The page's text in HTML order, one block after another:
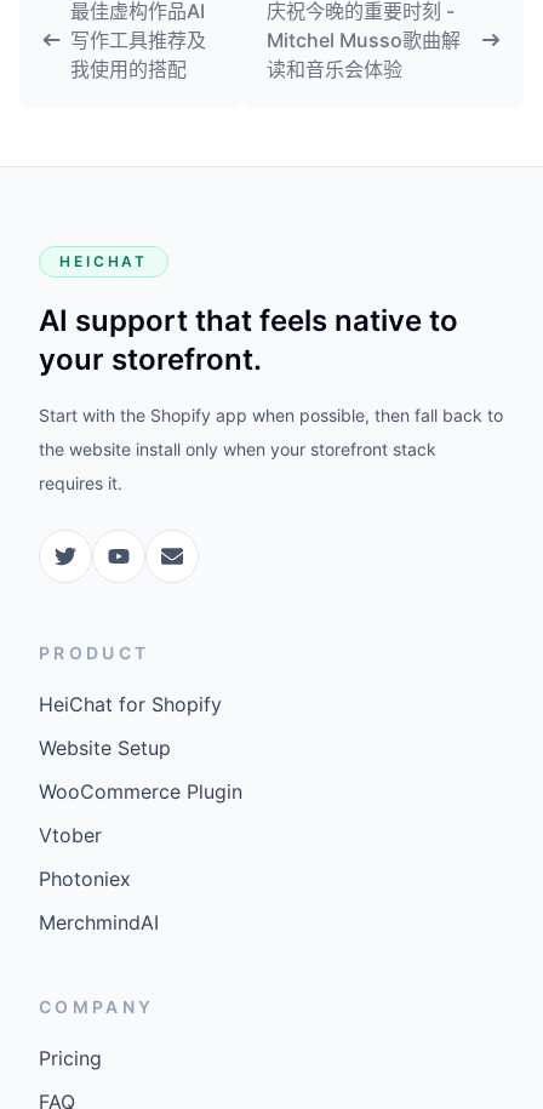
最佳虚构作品AI
写作工具推荐及
我使用的搭配
庆祝今晚的重要时刻 -
Mitchel Musso歌曲解
读和音乐会体验
HEICHAT
AI support that feels native to
your storefront.
Start with the Shopify app when possible, then fall back to
the website install only when your storefront stack
requires it.
PRODUCT
HeiChat for Shopify
Website Setup
WooCommerce Plugin
Vtober
Photoniex
MerchmindAI
COMPANY
Pricing
FAQ